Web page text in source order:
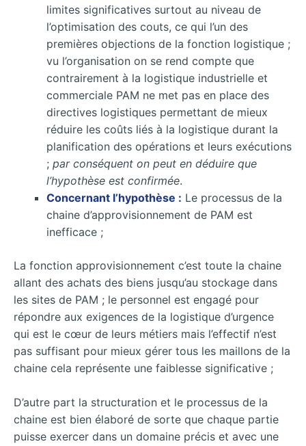
limites significatives surtout au niveau de
l’optimisation des couts, ce qui l’un des
premières objections de la fonction logistique ;
vu l’organisation on se rend compte que
contrairement à la logistique industrielle et
commerciale PAM ne met pas en place des
directives logistiques permettant de mieux
réduire les coûts liés à la logistique durant la
planification des opérations et leurs exécutions
; par conséquent on peut en déduire que
l’hypothèse est confirmée.
Concernant l’hypothèse : Le processus de la
chaine d’approvisionnement de PAM est
inefficace ;
La fonction approvisionnement c’est toute la chaine
allant des achats des biens jusqu’au stockage dans
les sites de PAM ; le personnel est engagé pour
répondre aux exigences de la logistique d’urgence
qui est le cœur de leurs métiers mais l’effectif n’est
pas suffisant pour mieux gérer tous les maillons de la
chaine cela représente une faiblesse significative ;
D’autre part la structuration et le processus de la
chaine est bien élaboré de sorte que chaque partie
puisse exercer dans un domaine précis et avec une